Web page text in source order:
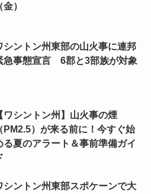
金）
シントン州東部の山火事に連邦
急事態宣言 6郡と3部族が対象
ワシントン州】山火事の煙
PM2.5）が来る前に！今すぐ始
る夏のアラート＆事前準備ガイ
シントン州東部スポケーンで大